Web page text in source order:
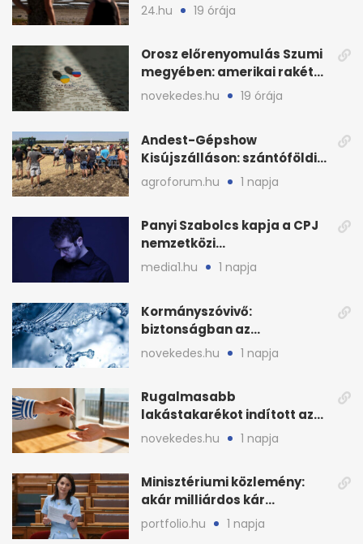
baj
24.hu 19 órája
Orosz előrenyomulás Szumi
megyében: amerikai rakéták
is zsákmányként
novekedes.hu 19 órája
Andest-Gépshow
Kisújszálláson: szántóföldi
bemutató 2026. augusztus
12-én
agroforum.hu 1 napja
Panyi Szabolcs kapja a CPJ
nemzetközi
sajtószabadság-díját
media1.hu 1 napja
Kormányszóvivő:
biztonságban az
ivóvízkészlet, nincs
stratégiai vízhiány
novekedes.hu 1 napja
Rugalmasabb
lakástakarékot indított az
OTP: két köztes kilépéssel
novekedes.hu 1 napja
Minisztériumi közlemény:
akár milliárdos kár
fenyegette Budapest fáit
portfolio.hu 1 napja